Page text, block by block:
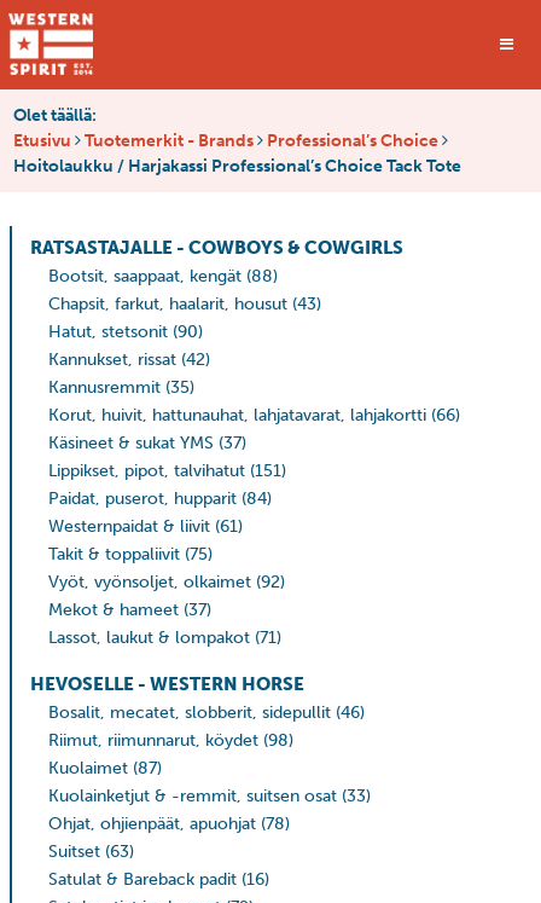
Olet täällä:
Etusivu
Tuotemerkit - Brands
Professional’s Choice
Hoitolaukku / Harjakassi Professional’s Choice Tack Tote
RATSASTAJALLE - COWBOYS & COWGIRLS
Bootsit, saappaat, kengät (88)
Chapsit, farkut, haalarit, housut (43)
Hatut, stetsonit (90)
Kannukset, rissat (42)
Kannusremmit (35)
Korut, huivit, hattunauhat, lahjatavarat, lahjakortti (66)
Käsineet & sukat YMS (37)
Lippikset, pipot, talvihatut (151)
Paidat, puserot, hupparit (84)
Westernpaidat & liivit (61)
Takit & toppaliivit (75)
Vyöt, vyönsoljet, olkaimet (92)
Mekot & hameet (37)
Lassot, laukut & lompakot (71)
HEVOSELLE - WESTERN HORSE
Bosalit, mecatet, slobberit, sidepullit (46)
Riimut, riimunnarut, köydet (98)
Kuolaimet (87)
Kuolainketjut & -remmit, suitsen osat (33)
Ohjat, ohjienpäät, apuohjat (78)
Suitset (63)
Satulat & Bareback padit (16)